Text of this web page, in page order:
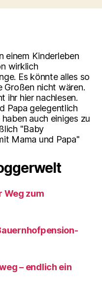
einem Kinderleben
wirklich
Es könnte alles so
Großen nicht wären.
ihr hier nachlesen.
Papa gelegentlich
auch einiges zu
"Baby
Mama und Papa"
Weg zum
– endlich ein